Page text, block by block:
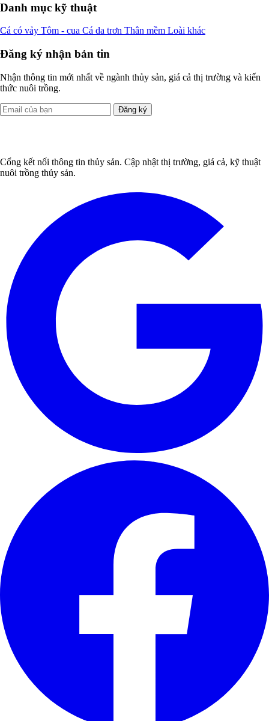
Danh mục kỹ thuật
Cá có vảy Tôm - cua Cá da trơn Thân mềm Loài khác
Đăng ký nhận bản tin
Nhận thông tin mới nhất về ngành thủy sản, giá cả thị trường và kiến
thức nuôi trồng.
Đăng ký
Cổng kết nối thông tin thủy sản. Cập nhật thị trường, giá cả, kỹ thuật
nuôi trồng thủy sản.